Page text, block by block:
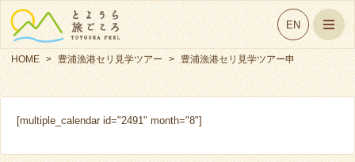
EN
HOME > 豊浦漁港セリ見学ツアー > 豊浦漁港セリ見学ツアー申
し込み
[multiple_calendar id="2491" month="8"]